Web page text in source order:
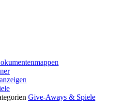
Give-Aways & Spiele